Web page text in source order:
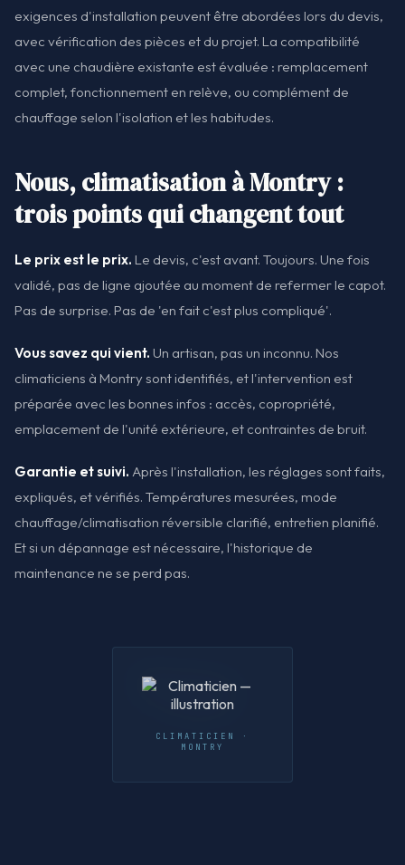
exigences d'installation peuvent être abordées lors du devis,
avec vérification des pièces et du projet. La compatibilité
avec une chaudière existante est évaluée : remplacement
complet, fonctionnement en relève, ou complément de
chauffage selon l'isolation et les habitudes.
Nous, climatisation à Montry :
trois points qui changent tout
Le prix est le prix. Le devis, c'est avant. Toujours. Une fois
validé, pas de ligne ajoutée au moment de refermer le capot.
Pas de surprise. Pas de 'en fait c'est plus compliqué'.
Vous savez qui vient. Un artisan, pas un inconnu. Nos
climaticiens à Montry sont identifiés, et l'intervention est
préparée avec les bonnes infos : accès, copropriété,
emplacement de l'unité extérieure, et contraintes de bruit.
Garantie et suivi. Après l'installation, les réglages sont faits,
expliqués, et vérifiés. Températures mesurées, mode
chauffage/climatisation réversible clarifié, entretien planifié.
Et si un dépannage est nécessaire, l'historique de
maintenance ne se perd pas.
CLIMATICIEN ·
MONTRY